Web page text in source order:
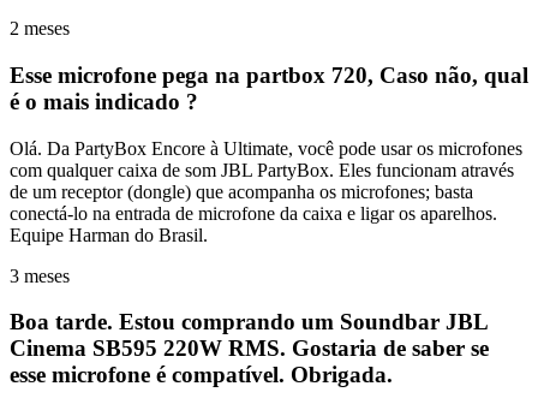
2 meses
Esse microfone pega na partbox 720, Caso não, qual
é o mais indicado ?
Olá. Da PartyBox Encore à Ultimate, você pode usar os microfones
com qualquer caixa de som JBL PartyBox. Eles funcionam através
de um receptor (dongle) que acompanha os microfones; basta
conectá-lo na entrada de microfone da caixa e ligar os aparelhos.
Equipe Harman do Brasil.
3 meses
Boa tarde. Estou comprando um Soundbar JBL
Cinema SB595 220W RMS. Gostaria de saber se
esse microfone é compatível. Obrigada.